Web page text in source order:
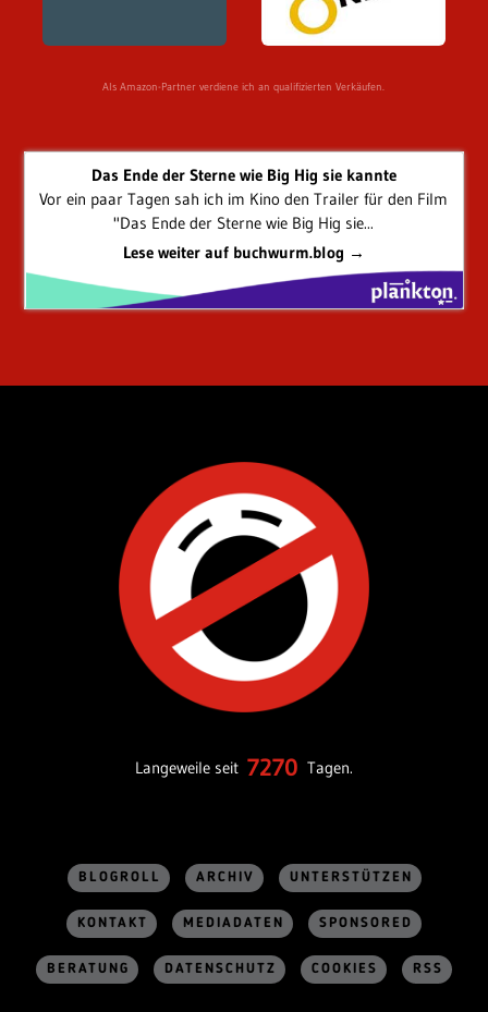
Als Amazon-Partner verdiene ich an qualifizierten Verkäufen.
Das Ende der Sterne wie Big Hig sie kannte
Vor ein paar Tagen sah ich im Kino den Trailer für den Film
"Das Ende der Sterne wie Big Hig sie...
Lese weiter auf buchwurm.blog →
Langeweile seit 7270 Tagen.
BLOGROLL ARCHIV UNTERSTÜTZEN
KONTAKT MEDIADATEN SPONSORED
BERATUNG DATENSCHUTZ COOKIES RSS